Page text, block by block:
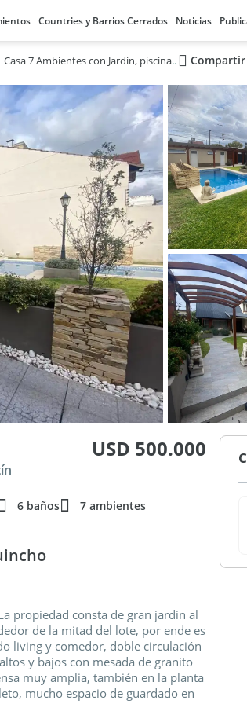
Countries y Barrios Cerrados Noticias
Casa 7 Ambientes con Jardin, piscina y quincho Compartir
USD 500.000
6 baños
7 ambientes
propiedad consta de gran jardin al
de la mitad del lote, por ende es
living y comedor, doble circulación
y bajos con mesada de granito
muy amplia, también en la planta
mucho espacio de guardado en